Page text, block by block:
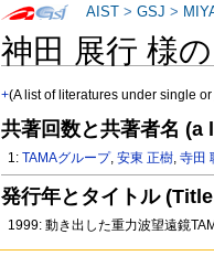
神田 展行 様
+(A list of literatures under single
共著回数と共著者名
1:TAMAグループ,安東 正樹,寺田
発行年とタイトル
1999: 動き出した重力波望遠鏡
AIST >GSJ >